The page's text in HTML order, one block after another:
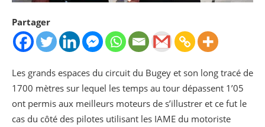
Partager
Les grands espaces du circuit du Bugey et son long tracé de
1700 mètres sur lequel les temps au tour dépassent 1’05
ont permis aux meilleurs moteurs de s’illustrer et ce fut le
cas du côté des pilotes utilisant les IAME du motoriste